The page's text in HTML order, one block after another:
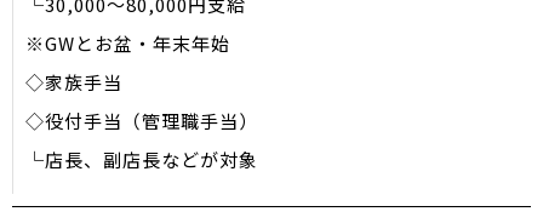
※GWとお盆・年末年始
◇家族手当
◇役付手当（管理職手当）
└店長、副店長などが対象